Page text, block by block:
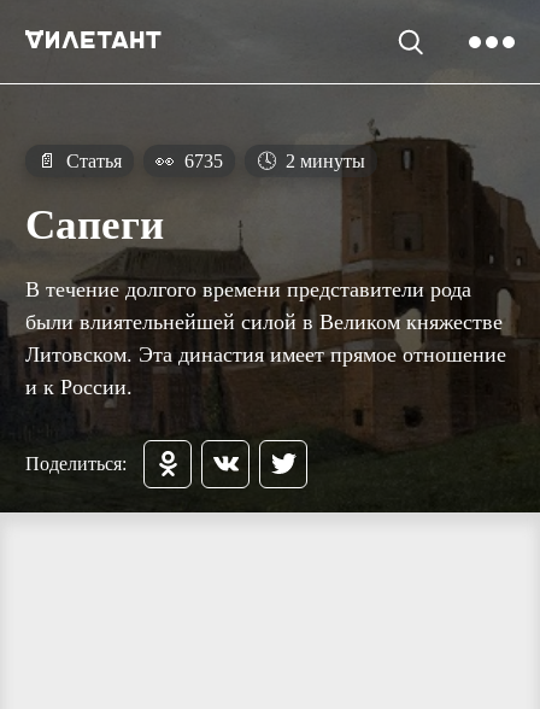
📄 Статья 👀 6735 🕓 2 минуты
Сапеги
В течение долгого времени представители рода
были влиятельнейшей силой в Великом княжестве
Литовском. Эта династия имеет прямое отношение
и к России.
Поделиться: